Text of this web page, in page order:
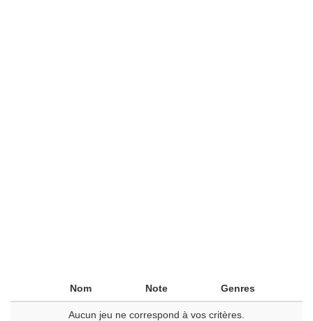
Nom Note Genres
Aucun jeu ne correspond à vos critères.